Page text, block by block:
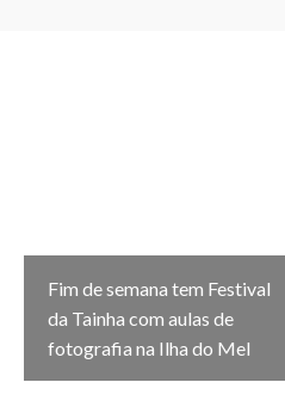
Fim de semana tem Festival
da Tainha com aulas de
fotografia na Ilha do Mel